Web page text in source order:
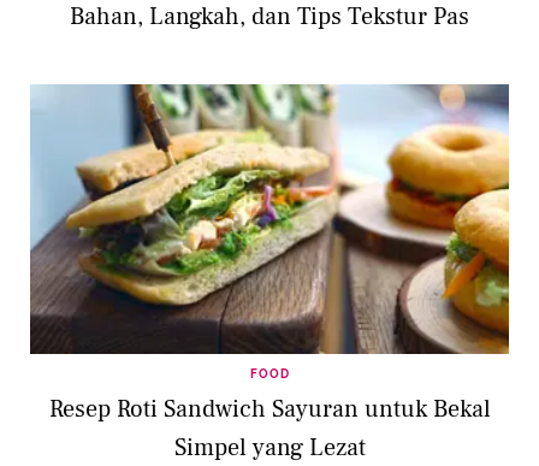
Bahan, Langkah, dan Tips Tekstur Pas
FOOD
Resep Roti Sandwich Sayuran untuk Bekal
Simpel yang Lezat